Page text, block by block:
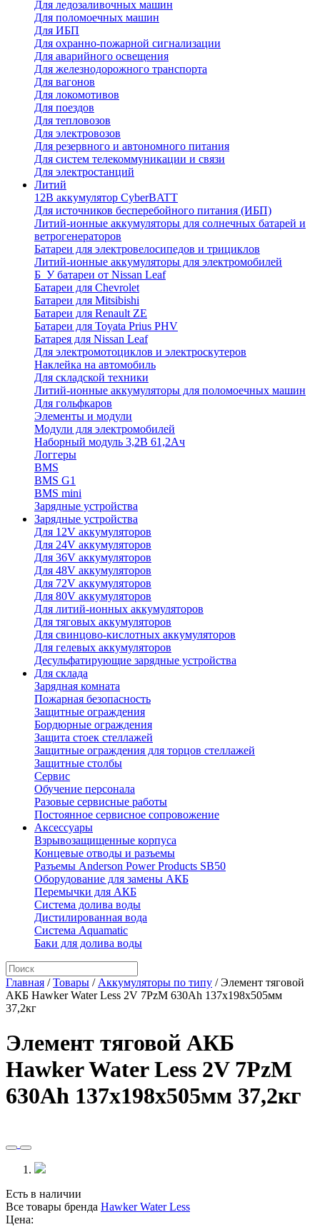
Для ледозаливочных машин
Для поломоечных машин
Для ИБП
Для охранно-пожарной сигнализации
Для аварийного освещения
Для железнодорожного транспорта
Для вагонов
Для локомотивов
Для поездов
Для тепловозов
Для электровозов
Для резервного и автономного питания
Для систем телекоммуникации и связи
Для электростанций
Литий
12В аккумулятор CyberBATT
Для источников бесперебойного питания (ИБП)
Литий-ионные аккумуляторы для солнечных батарей и
ветрогенераторов
Батареи для электровелосипедов и трициклов
Литий-ионные аккумуляторы для электромобилей
Б_У батареи от Nissan Leaf
Батареи для Chevrolet
Батареи для Mitsibishi
Батареи для Renault ZE
Батареи для Toyata Prius PHV
Батарея для Nissan Leaf
Для электромотоциклов и электроскутеров
Наклейка на автомобиль
Для складской техники
Литий-ионные аккумуляторы для поломоечных машин
Для гольфкаров
Элементы и модули
Модули для электромобилей
Наборный модуль 3,2В 61,2Ач
Логгеры
BMS
BMS G1
BMS mini
Зарядные устройства
Зарядные устройства
Для 12V аккумуляторов
Для 24V аккумуляторов
Для 36V аккумуляторов
Для 48V аккумуляторов
Для 72V аккумуляторов
Для 80V аккумуляторов
Для литий-ионных аккумуляторов
Для тяговых аккумуляторов
Для свинцово-кислотных аккумуляторов
Для гелевых аккумуляторов
Десульфатирующие зарядные устройства
Для склада
Зарядная комната
Пожарная безопасность
Защитные ограждения
Бордюрные ограждения
Защита стоек стеллажей
Защитные ограждения для торцов стеллажей
Защитные столбы
Сервис
Обучение персонала
Разовые сервисные работы
Постоянное сервисное сопровожение
Аксессуары
Взрывозащищенные корпуса
Концевые отводы и разъемы
Разъемы Anderson Power Products SB50
Оборудование для замены АКБ
Перемычки для АКБ
Система долива воды
Дистилированная вода
Система Aquamatic
Баки для долива воды
Главная /Товары / Аккумуляторы по типу /Элемент тяговой
АКБ Hawker Water Less 2V 7PzM 630Ah 137x198x505мм
37,2кг
Элемент тяговой АКБ
Hawker Water Less 2V 7PzM
630Ah 137x198x505мм 37,2кг
Есть в наличии
Все товары бренда Hawker Water Less
Цена: